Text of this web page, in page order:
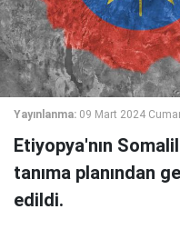
Yayınlanma: 09 Mart 2024
Etiyopya'nın
tanıma planından
edildi.